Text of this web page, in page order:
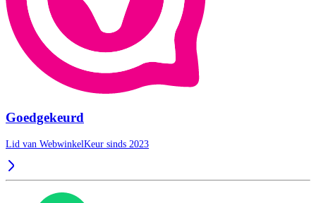
Goedgekeurd
Lid van WebwinkelKeur sinds 2023